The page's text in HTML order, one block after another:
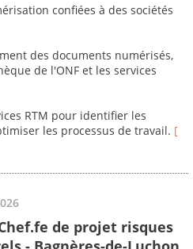
confiées à des sociétés
des documents numérisés,
de l'ONF et les services
RTM pour identifier les
les processus de travail. [
de projet risques